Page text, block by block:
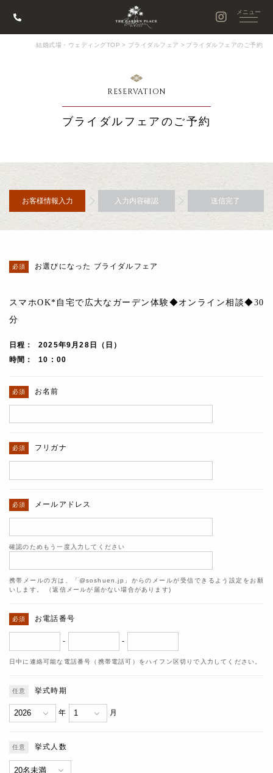
結婚式場・ウェディングTOP > ブライダルフェア > ブライダルフェアのご予約
RESERVATION
ブライダルフェアのご予約
お客様情報入力 入力内容確認 送信完了
お選びになった ブライダルフェア
スマホOK*自宅で広大なガーデン体験◆オンライン相談◆30
分
日程
2025年9月28日（日）
時間
10 : 00
お名前
フリガナ
メールアドレス
確認のためもう一度入力してください
携帯メールの方は、「@soshuen.jp」からのメールが受信できるよう設定をお願
いします。 （返信メールが届かない場合があります)
お電話番号
- -
日中に連絡可能な電話番号（携帯電話可）をハイフン区切りで入力してください。
挙式時期
年 月
挙式人数